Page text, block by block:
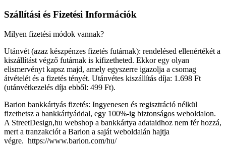
Szállítási és Fizetési Információk
Milyen fizetési módok vannak?
Utánvét (azaz készpénzes fizetés futárnak): rendelésed ellenértékét a
kiszállítást végző futárnak is kifizetheted. Ekkor egy olyan
elismervényt kapsz majd, amely egyszerre igazolja a csomag
átvételét és a fizetés tényét. Utánvétes kiszállítás díja: 1.698 Ft
(utánvétkezelés díja ebből: 499 Ft).
Barion bankkártyás fizetés: Ingyenesen és regisztráció nélkül
fizethetsz a bankkártyáddal, egy 100%-ig biztonságos weboldalon.
A StreetDesign,hu webshop a bankkártya adataidhoz nem fér hozzá,
mert a tranzakciót a Barion a saját weboldalán hajtja
végre. https://www.barion.com/hu/